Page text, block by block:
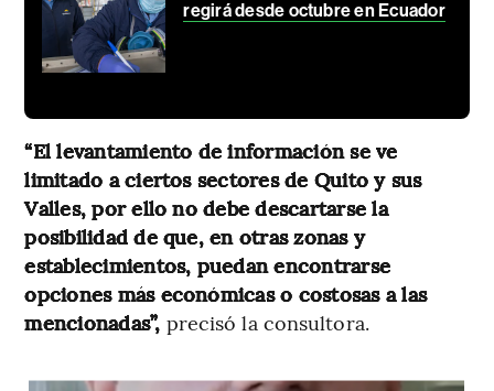
regirá desde octubre en Ecuador
“El levantamiento de información se ve
limitado a ciertos sectores de Quito y sus
Valles, por ello no debe descartarse la
posibilidad de que, en otras zonas y
establecimientos, puedan encontrarse
opciones más económicas o costosas a las
mencionadas”, precisó la consultora.